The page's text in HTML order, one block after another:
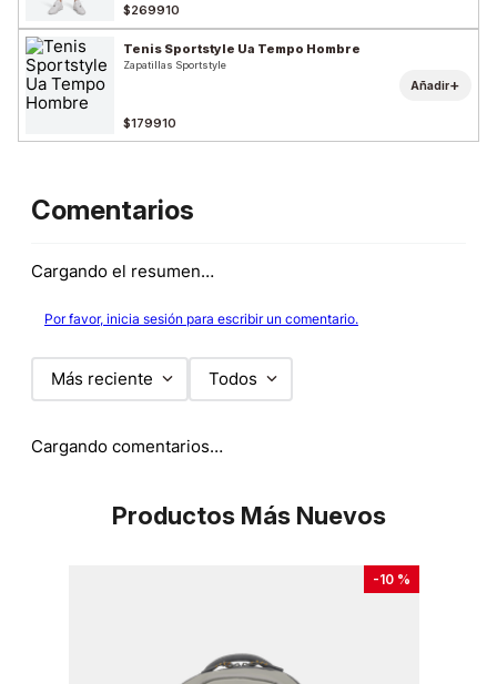
$269910
Tenis Sportstyle Ua Tempo Hombre
Zapatillas Sportstyle
$179910
Añadir+
Comentarios
Cargando el resumen…
Por favor, inicia sesión para escribir un comentario.
Más reciente Todos
Cargando comentarios…
Productos Más Nuevos
-10 %